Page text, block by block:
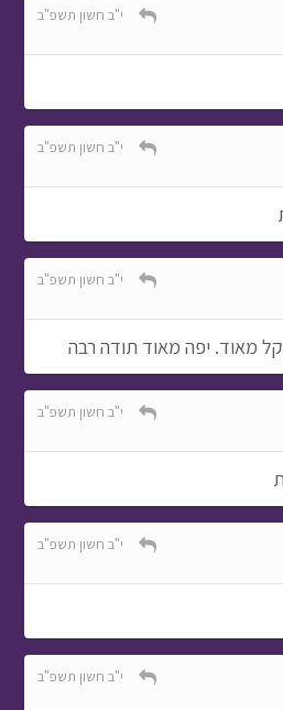
י"ב חשון תשפ"ב
י"ב חשון תשפ"ב
י"ב חשון תשפ"ב
מאוד. יפה מאוד תודה רבה
י"ב חשון תשפ"ב
י"ב חשון תשפ"ב
י"ב חשון תשפ"ב